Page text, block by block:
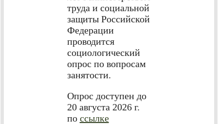
труда и социальной
защиты Российской
Федерации
проводится
социологический
опрос по вопросам
занятости.
Опрос доступен до
20 августа 2026 г.
по ссылке